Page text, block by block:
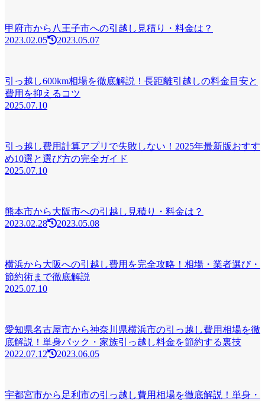
甲府市から八王子市への引越し見積り・料金は？
2023.02.05
2023.05.07
引っ越し600km相場を徹底解説！長距離引越しの料金目安と
費用を抑えるコツ
2025.07.10
引っ越し費用計算アプリで失敗しない！2025年最新版おすす
め10選と選び方の完全ガイド
2025.07.10
熊本市から大阪市への引越し見積り・料金は？
2023.02.28
2023.05.08
横浜から大阪への引越し費用を完全攻略！相場・業者選び・
節約術まで徹底解説
2025.07.10
愛知県名古屋市から神奈川県横浜市の引っ越し費用相場を徹
底解説！単身パック・家族引っ越し料金を節約する裏技
2022.07.12
2023.06.05
宇都宮市から足利市の引っ越し費用相場を徹底解説！単身・